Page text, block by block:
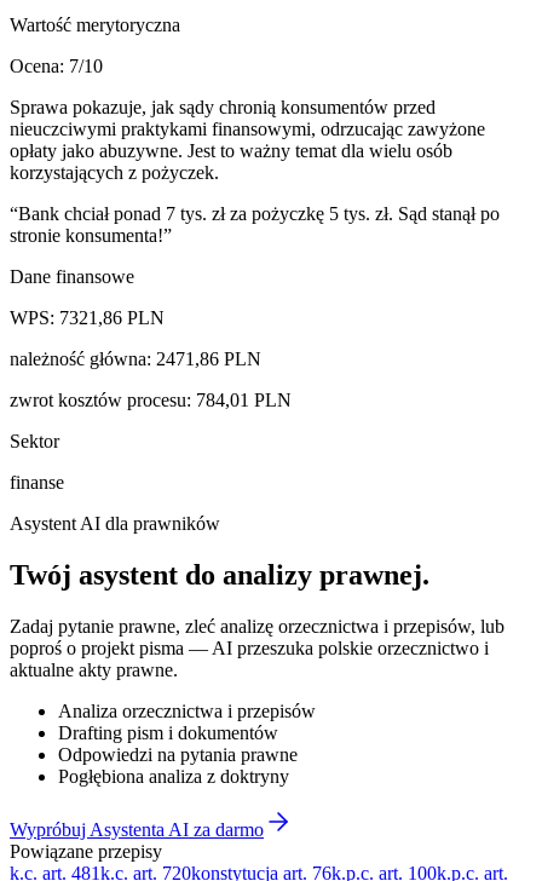
Wartość merytoryczna
Ocena: 7/10
Sprawa pokazuje, jak sądy chronią konsumentów przed
nieuczciwymi praktykami finansowymi, odrzucając zawyżone
opłaty jako abuzywne. Jest to ważny temat dla wielu osób
korzystających z pożyczek.
“Bank chciał ponad 7 tys. zł za pożyczkę 5 tys. zł. Sąd stanął po
stronie konsumenta!”
Dane finansowe
WPS: 7321,86 PLN
należność główna: 2471,86 PLN
zwrot kosztów procesu: 784,01 PLN
Sektor
finanse
Asystent AI dla prawników
Twój asystent do analizy prawnej.
Zadaj pytanie prawne, zleć analizę orzecznictwa i przepisów, lub
poproś o projekt pisma — AI przeszuka polskie orzecznictwo i
aktualne akty prawne.
Analiza orzecznictwa i przepisów
Drafting pism i dokumentów
Odpowiedzi na pytania prawne
Pogłębiona analiza z doktryny
Wypróbuj Asystenta AI za darmo
Powiązane przepisy
k.c. art. 481k.c. art. 720konstytucja art. 76k.p.c. art. 100k.p.c. art.